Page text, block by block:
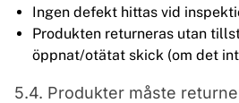
Ingen defekt hittas vid
Produkten returneras utan
öppnat/otätat skick (om det
5.4. Produkter måste